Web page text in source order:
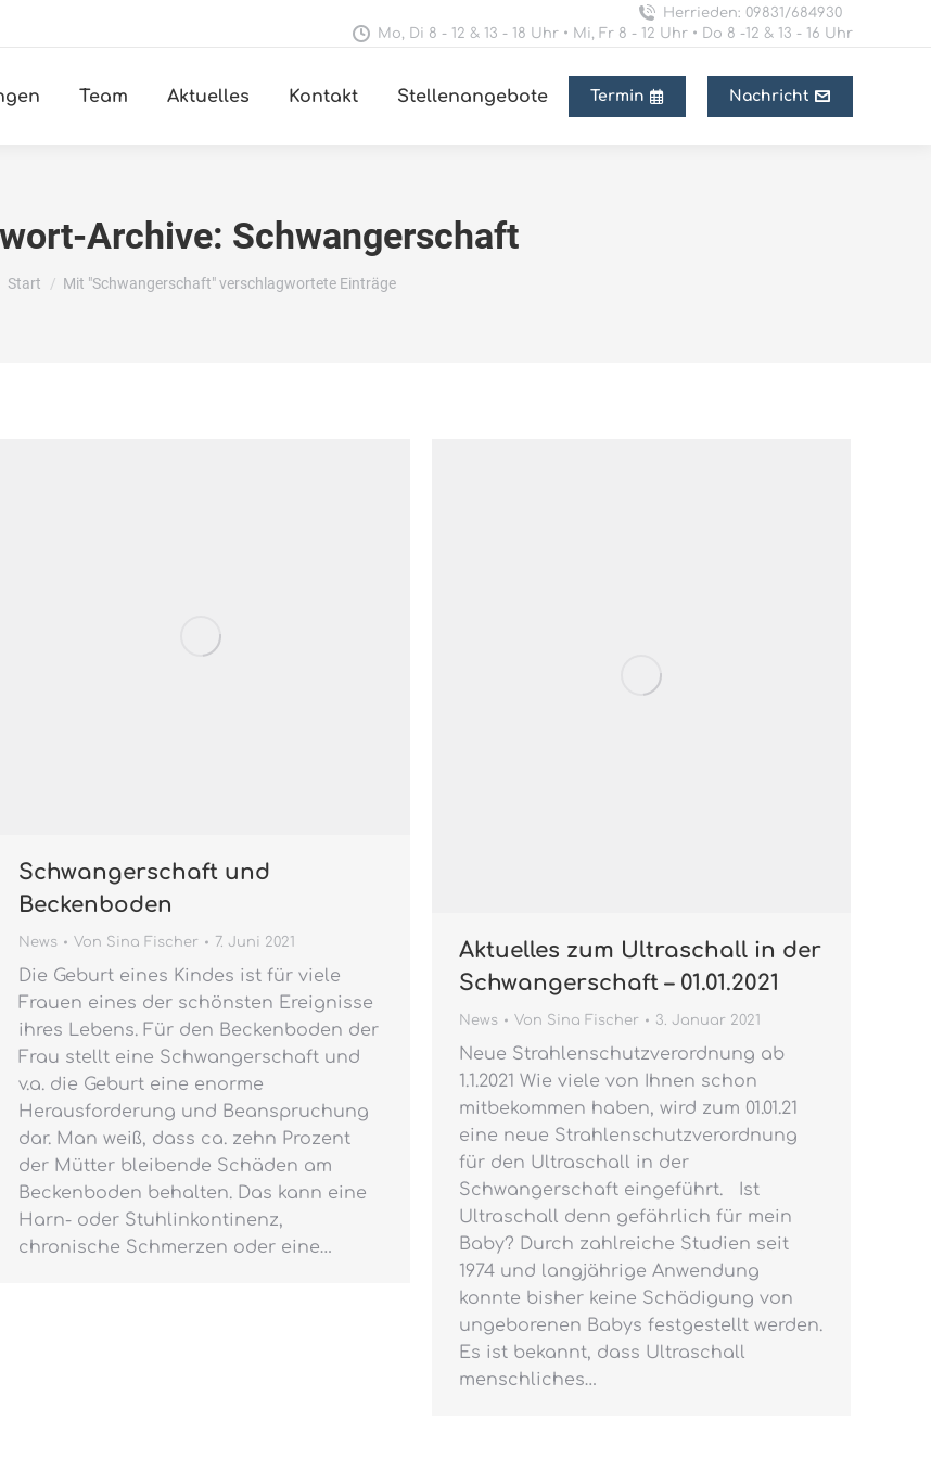
Herrieden: 09831/684930
Mo, Di 8 - 12 & 13 - 18 Uhr • Mi, Fr 8 - 12 Uhr • Do 8 -12 & 13 - 16 Uhr
Team Aktuelles Kontakt Stellenangebote Termin Nachricht
Archive: Schwangerschaft
Sie befinden sich hier:
Start Mit "Schwangerschaft" verschlagwortete Einträge
Schwangerschaft und
Beckenboden
News Von Sina Fischer 7. Juni 2021
Die Geburt eines Kindes ist für viele
Frauen eines der schönsten Ereignisse
ihres Lebens. Für den Beckenboden der
Frau stellt eine Schwangerschaft und
v.a. die Geburt eine enorme
Herausforderung und Beanspruchung
dar. Man weiß, dass ca. zehn Prozent
der Mütter bleibende Schäden am
Beckenboden behalten. Das kann eine
Harn- oder Stuhlinkontinenz,
chronische Schmerzen oder eine…
Aktuelles zum Ultraschall in der
Schwangerschaft – 01.01.2021
News Von Sina Fischer 3. Januar 2021
Neue Strahlenschutzverordnung ab
1.1.2021 Wie viele von Ihnen schon
mitbekommen haben, wird zum 01.01.21
eine neue Strahlenschutzverordnung
für den Ultraschall in der
Schwangerschaft eingeführt. Ist
Ultraschall denn gefährlich für mein
Baby? Durch zahlreiche Studien seit
1974 und langjährige Anwendung
konnte bisher keine Schädigung von
ungeborenen Babys festgestellt werden.
Es ist bekannt, dass Ultraschall
menschliches…